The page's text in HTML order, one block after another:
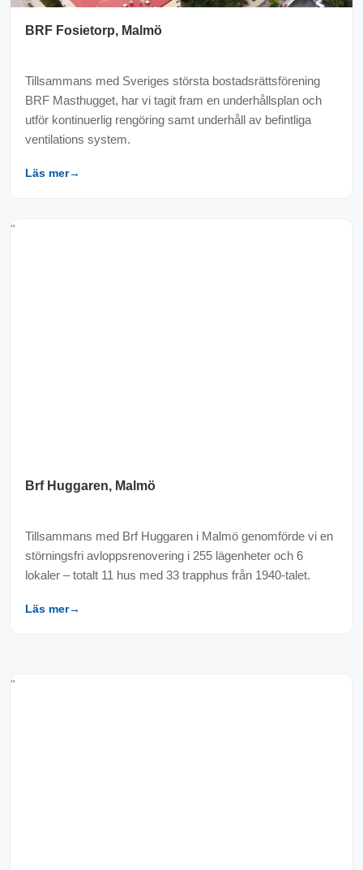
BRF Fosietorp, Malmö
Tillsammans med Sveriges största bostadsrättsförening
BRF Masthugget, har vi tagit fram en underhållsplan och
utför kontinuerlig rengöring samt underhåll av befintliga
ventilations system.
Läs mer→
"
Brf Huggaren, Malmö
Tillsammans med Brf Huggaren i Malmö genomförde vi en
störningsfri avloppsrenovering i 255 lägenheter och 6
lokaler – totalt 11 hus med 33 trapphus från 1940-talet.
Läs mer→
"